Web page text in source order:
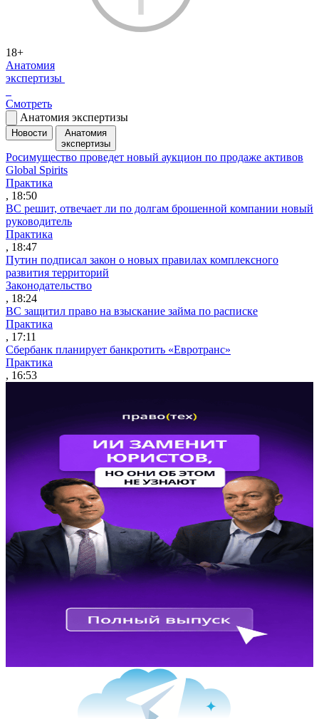
18+
Анатомия
экспертизы
Смотреть
Анатомия экспертизы
Новости
Анатомия
экспертизы
Росимущество проведет новый аукцион по продаже активов
Global Spirits
Практика
, 18:50
ВС решит, отвечает ли по долгам брошенной компании новый
руководитель
Практика
, 18:47
Путин подписал закон о новых правилах комплексного
развития территорий
Законодательство
, 18:24
ВС защитил право на взыскание займа по расписке
Практика
, 17:11
Сбербанк планирует банкротить «Евротранс»
Практика
, 16:53